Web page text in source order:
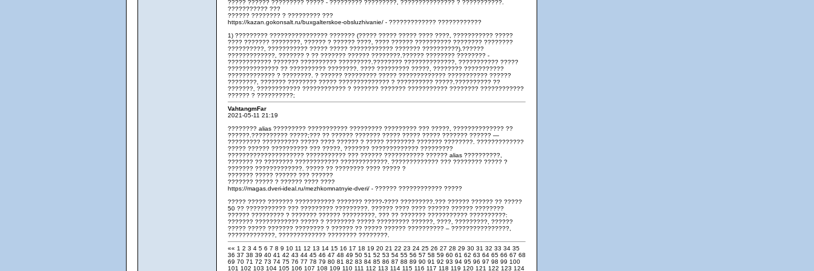
????? ?????? ????????? ????? - ????????? ?????????, ??????????????? ? ???????????.
??????????? ???
?????? ???????? ? ????????? ???
https://kazan.gokonsalt.ru/buxgalterskoe-obsluzhivanie/ - ????????????? ????????????
1) ????????? ???????????????? ??????? (????? ????? ????? ???? ????, ??????????? ?????
???? ??????? ????????, ?????? ? ?????? ????, ???? ?????? ?????????? ???????? ????????
??????????, ??????????? ????? ????? ???????????? ??????? ??????????).??????
?????????????, ??????? ? ?? ??????? ?????? ????????.?????? ???????? ???????? -
???????????? ??????? ?????????? ?????????.???????? ??????????????, ??????????? ?????
?????????????? ?? ?????????? ????????. ???? ????????? ?????, ???????? ???????????
????????????? ? ????????. ? ?????? ????????? ????? ????????????? ??????????? ??????
????????, ??????? ???????? ????? ?????????????? ? ?????????? ?????.?????????? ??
???????, ???????????? ???????????? ? ??????? ??????? ??????????? ???????? ????????????
?????? ? ??????????;
VahtangmFar
2021-05-11 21:19
???????? alias ????????? ??????????? ????????? ????????? ??? ?????, ?????????????? ??
??????.?????????? ?????;??? ?? ?????? ??????? ????? ????? ????? ??????? ?????? —
????????? ?????????? ????? ???? ?????? ? ????? ???????? ??????? ????????. ?????????????
????? ?????? ?????????? ??? ?????, ??????? ????????????? ?????????
????????????????????? ??????????? ??? ?????? ??????????? ?????? alias ??????????,
??????? ?? ???????? ???????????? ?????????????. ????????????? ??? ???????? ????? ?
??????? ?????????????. ????? ?? ???????? ???? ????? ?
??????? ????? ?????? ??? ??????
??????? ????? ? ?????? ???? ????
https://magas.dveri-ideal.ru/mezhkomnatnyie-dveri/ - ?????? ???????????? ?????
????? ????? ??????? ??????????? ??????? ?????-???? ?????????.??? ?????? ?????? ?? ?????
50 ?? ??????????? ??? ????????? ?????????. ?????? ???? ???? ?????? ?????? ????????
?????? ????????? ? ??????? ?????? ?????????, ??? ?? ??????? ??????????? ??????????:
??????? ???????????? ????? ? ???????? ????? ????????? ??????, ????, ?????????, ??????
????? ????? ??????? ???????? ? ?????? ?? ????? ?????? ?????????? – ????????????????,
?????????????, ????????????? ???????? ????????.
«« 1 2 3 4 5 6 7 8 9 10 11 12 13 14 15 16 17 18 19 20 21 22 23 24 25 26 27 28 29 30 31 32 33 34 35
36 37 38 39 40 41 42 43 44 45 46 47 48 49 50 51 52 53 54 55 56 57 58 59 60 61 62 63 64 65 66 67 68
69 70 71 72 73 74 75 76 77 78 79 80 81 82 83 84 85 86 87 88 89 90 91 92 93 94 95 96 97 98 99 100
101 102 103 104 105 106 107 108 109 110 111 112 113 114 115 116 117 118 119 120 121 122 123 124